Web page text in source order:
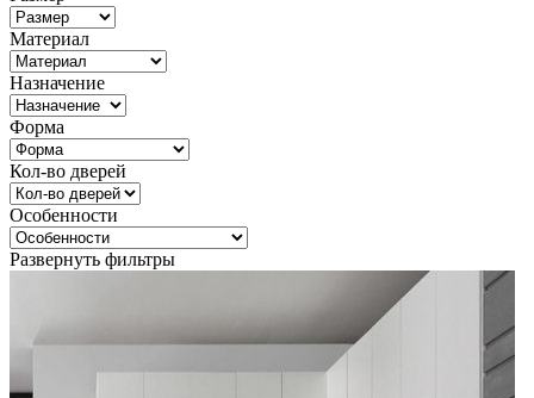
Материал
Назначение
Форма
Кол-во дверей
Особенности
Развернуть фильтры